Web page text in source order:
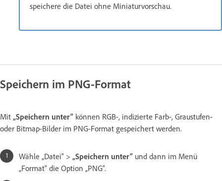
speichere die Datei ohne Miniaturvorschau.
Speichern im PNG-Format
Mit „Speichern unter“ können RGB-, indizierte Farb-, Graustufen-
oder Bitmap-Bilder im PNG-Format gespeichert werden.
Wähle „Datei“ > „Speichern unter“ und dann im Menü
„Format“ die Option „PNG“.